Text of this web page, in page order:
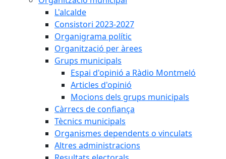
L'alcalde
Consistori 2023-2027
Organigrama polític
Organització per àrees
Grups municipals
Espai d'opinió a Ràdio Montmeló
Articles d'opinió
Mocions dels grups municipals
Càrrecs de confiança
Tècnics municipals
Organismes dependents o vinculats
Altres administracions